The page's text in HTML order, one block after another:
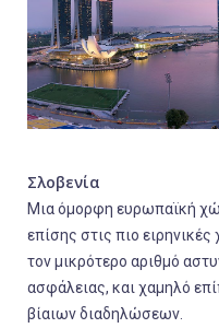
Σλοβενία
Μια όμορφη ευρωπαϊκή
επίσης στις πιο
τον μικρότερο αριθμό
ασφάλειας, και χαμηλό
βίαιων διαδηλώσεων.